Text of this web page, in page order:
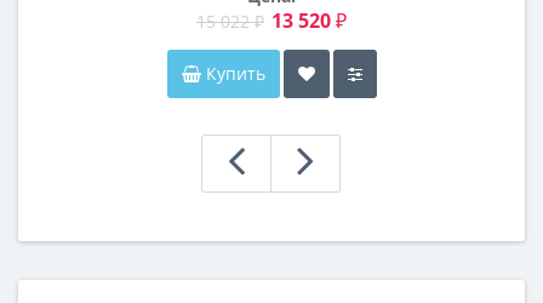
15 022 ₽ 13 520 ₽
Купить